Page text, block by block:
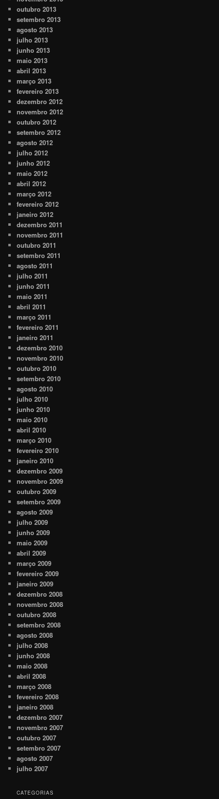
outubro 2013
setembro 2013
agosto 2013
julho 2013
junho 2013
maio 2013
abril 2013
março 2013
fevereiro 2013
dezembro 2012
novembro 2012
outubro 2012
setembro 2012
agosto 2012
julho 2012
junho 2012
maio 2012
abril 2012
março 2012
fevereiro 2012
janeiro 2012
dezembro 2011
novembro 2011
outubro 2011
setembro 2011
agosto 2011
julho 2011
junho 2011
maio 2011
abril 2011
março 2011
fevereiro 2011
janeiro 2011
dezembro 2010
novembro 2010
outubro 2010
setembro 2010
agosto 2010
julho 2010
junho 2010
maio 2010
abril 2010
março 2010
fevereiro 2010
janeiro 2010
dezembro 2009
novembro 2009
outubro 2009
setembro 2009
agosto 2009
julho 2009
junho 2009
maio 2009
abril 2009
março 2009
fevereiro 2009
janeiro 2009
dezembro 2008
novembro 2008
outubro 2008
setembro 2008
agosto 2008
julho 2008
junho 2008
maio 2008
abril 2008
março 2008
fevereiro 2008
janeiro 2008
dezembro 2007
novembro 2007
outubro 2007
setembro 2007
agosto 2007
julho 2007
CATEGORIAS